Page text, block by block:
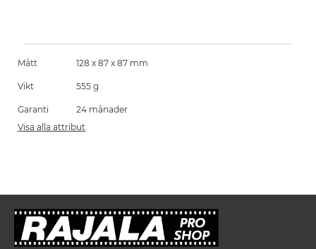
Mått 128 x 87 x 87 mm
Vikt 555 g
Garanti
24 månader
Visa alla attribut